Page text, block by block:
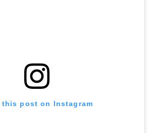
this post on Instagram